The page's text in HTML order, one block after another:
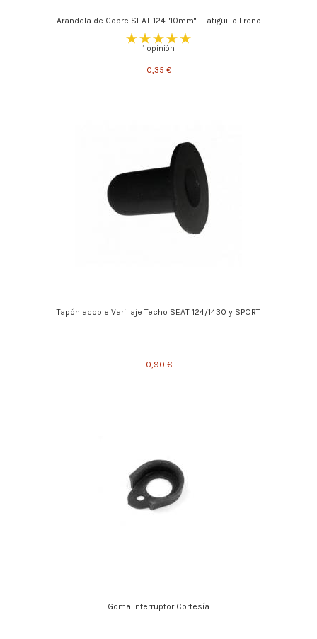
Arandela de Cobre SEAT 124 "10mm" - Latiguillo Freno
1 opinión
0,35 €
Tapón acople Varillaje Techo SEAT 124/1430 y SPORT
0,90 €
Goma Interruptor Cortesía